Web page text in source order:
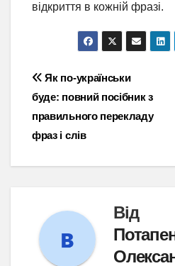
відкриття в кожній фразі.
Навігація
записів
Як по-українськи
буде: повний посібник з
правильного перекладу
фраз і слів
Від